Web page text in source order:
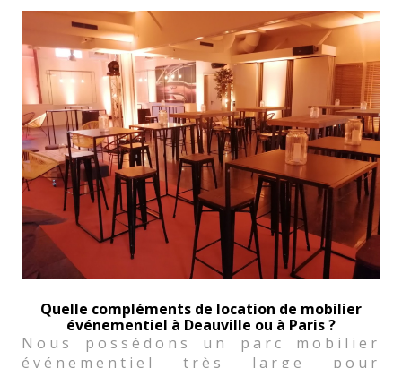
Quelle compléments de location de mobilier
événementiel à Deauville ou à Paris ?
Nous possédons un parc mobilier
événementiel très large pour